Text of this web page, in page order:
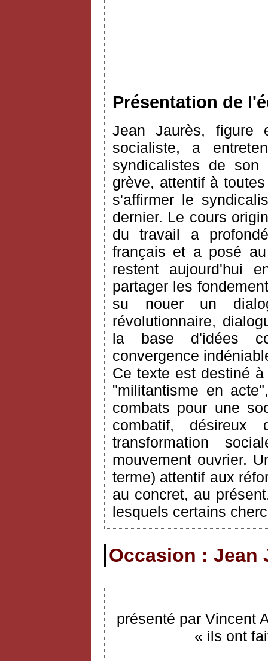
Présentation de
Jean Jaurès, figure
socialiste, a
syndicalistes de son
grève, attentif à
s'affirmer le
dernier. Le cours
du travail a
français et a posé
restent aujourd'hui
partager les
su nouer un
révolutionnaire,
la base d'idées
convergence
Ce texte est destiné
"militantisme en
combats pour une
combatif,
transformation
mouvement ouvrier.
terme) attentif aux
au concret, au
lesquels certains
Occasion : Jean
présenté par Vincent
« ils ont